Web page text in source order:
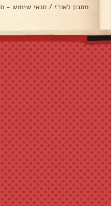
מתכון לאורז / תנאי שימוש -